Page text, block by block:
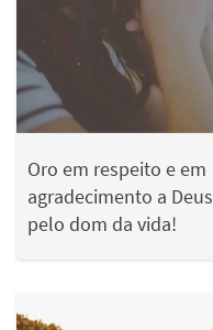
Oro em respeito e em
agradecimento a Deus
pelo dom da vida!